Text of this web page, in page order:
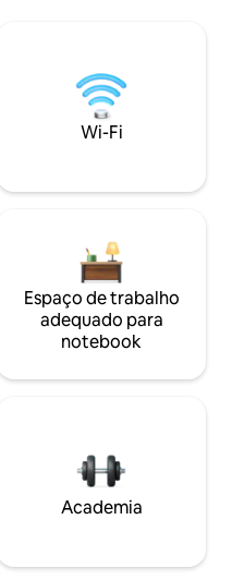
Wi-Fi
Espaço de trabalho
adequado para
notebook
Academia